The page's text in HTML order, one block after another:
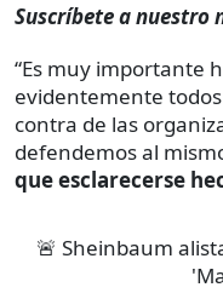
Suscríbete a nuestro
“Es muy importante
evidentemente
contra de las
defendemos al
que esclarecerse
🚨 Sheinbaum